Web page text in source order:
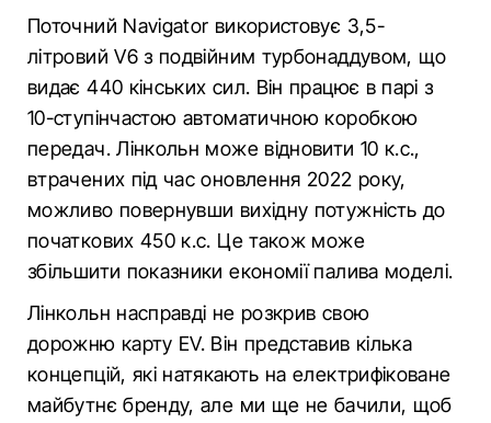
Поточний Navigator використовує 3,5-
літровий V6 з подвійним турбонаддувом, що
видає 440 кінських сил. Він працює в парі з
10-ступінчастою автоматичною коробкою
передач. Лінкольн може відновити 10 к.с.,
втрачених під час оновлення 2022 року,
можливо повернувши вихідну потужність до
початкових 450 к.с. Це також може
збільшити показники економії палива моделі.
Лінкольн насправді не розкрив свою
дорожню карту EV. Він представив кілька
концепцій, які натякають на електрифіковане
майбутнє бренду, але ми ще не бачили, щоб